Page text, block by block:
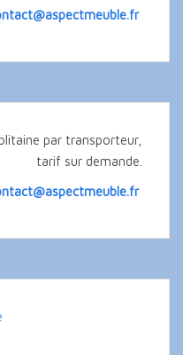
par transporteur,
tarif sur demande.